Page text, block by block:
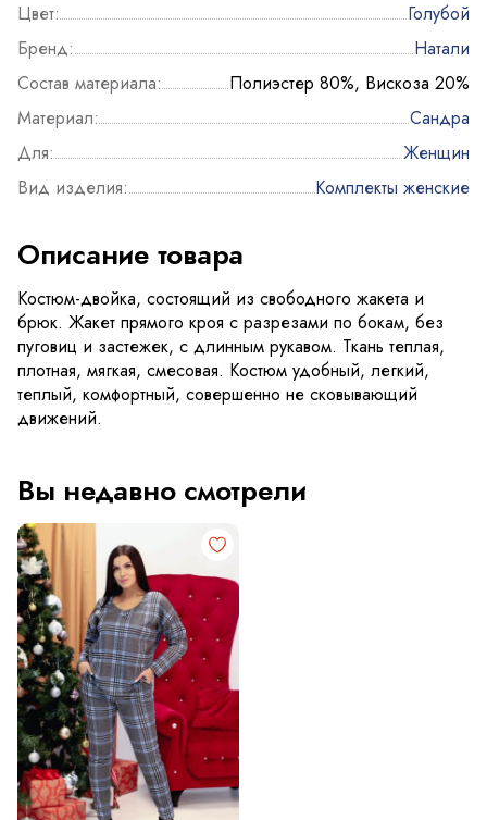
Цвет:
Голубой
Бренд:
Натали
Состав материала:
Полиэстер 80%, Вискоза 20%
Материал:
Сандра
Для:
Женщин
Вид изделия:
Комплекты женские
Описание товара
Костюм-двойка, состоящий из свободного жакета и
брюк. Жакет прямого кроя с разрезами по бокам, без
пуговиц и застежек, с длинным рукавом. Ткань теплая,
плотная, мягкая, смесовая. Костюм удобный, легкий,
теплый, комфортный, совершенно не сковывающий
движений.
Вы недавно смотрели